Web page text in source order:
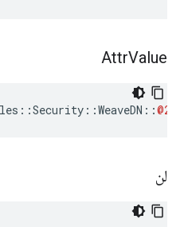
AttrValue
::Security ::WeaveDN ::
لن